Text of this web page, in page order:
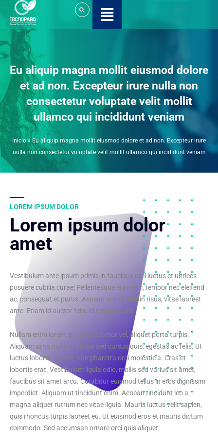
para
conteúdo
Eu aliquip magna mollit eiusmod dolore
et ad non. Excepteur irure nulla non
consectetur voluptate velit mollit
ullamco qui incididunt veniam
Início»Eu aliquip magna mollit eiusmod dolore et ad non. Excepteur irure
nulla non consectetur voluptate velit mollit ullamco qui incididunt veniam
LOREM IPSUM DOLOR
Lorem ipsum dolor
amet
Vestibulum ante ipsum primis in faucibus orci luctus et ultrices
posuere cubilia curae; Pellentesque erat sem, tempor nec eleifend
ac, consequat et purus. Aenean in sollicitudin risus, vitae laoreet
ante. Etiam id auctor felis, id tempor nulla.
Nullam enim lorem, posuere a tortor vel, aliquet porta turpis.
Aliquam urna nulla, porttitor sed cursus quis, egestas ac felis. Ut
luctus lobortis sapien, non pharetra orci molestie a. Cras et
lobortis erat. Vestibulum ligula odio, mollis sed varius sit amet,
faucibus sit amet arcu. Curabitur euismod tellus in eros dignissim
imperdiet. Aliquam ut tincidunt enim. Aenean tincidunt leo a
magna aliquet rutrum nec vitae ligula. Mauris luctus velit sapien,
quis rhoncus turpis laoreet eu. Ut euismod eros et mauris dictum
commodo. Sed accumsan ornare orci quis aliquet.